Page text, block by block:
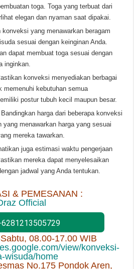
toga. Toga yang terbuat dari
elegan dan nyaman saat dipakai.
konveksi yang menawarkan beragam
sesuai dengan keinginan Anda.
dapat membuat toga sesuai dengan
inginkan.
konveksi menyediakan berbagai
memenuhi kebutuhan semua
postur tubuh kecil maupun besar.
harga dari beberapa konveksi
yang menawarkan harga yang sesuai
mereka tawarkan.
juga estimasi waktu pengerjaan
mereka dapat menyelesaikan
jadwal yang Anda tentukan.
& PEMESANAN :
Official
08.00-17.00 WIB
view/konveksi-
wisuda/home
No.175 Pondok Aren,